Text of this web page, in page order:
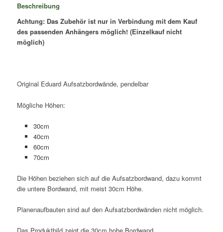
30/40/60
oder
70cm
-
Beschreibung
Achtung: Das Zubehör ist nur in Verbindung mit dem Kauf
des passenden Anhängers möglich! (Einzelkauf nicht
möglich)
Original Eduard Aufsatzbordwände, pendelbar
Mögliche Höhen:
30cm
40cm
60cm
70cm
Die Höhen beziehen sich auf die Aufsatzbordwand, dazu kommt
die untere Bordwand, mit meist 30cm Höhe.
Planenaufbauten sind auf den Aufsatzbordwänden nicht möglich.